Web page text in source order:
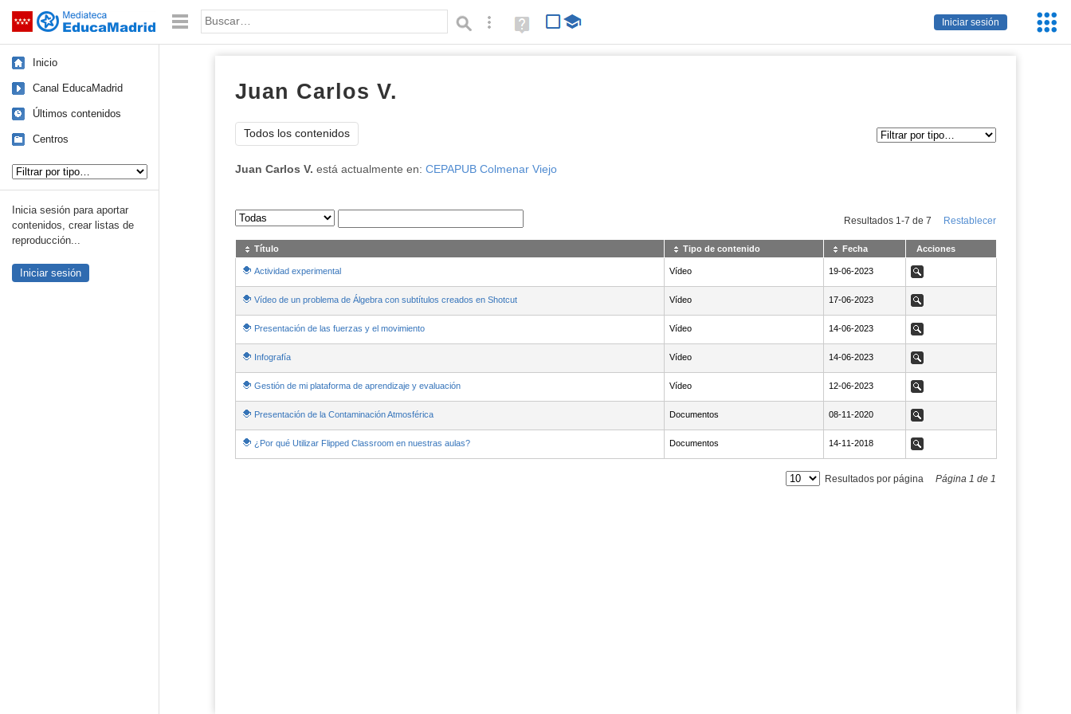
Saltar navegación
Iniciar sesión
Palabra o frase: Búsqueda avanzada
Ayuda
(en
Inicio
Canal EducaMadrid
Últimos contenidos
Centros
Inicia sesión para aportar
contenidos, crear listas de
reproducción...
Iniciar sesión
Juan Carlos V.
Todos los contenidos
Juan Carlos V. está actualmente en: CEPAPUB Colmenar Viejo
Sus archivos Resultados 1 -7 de 7 Restablecer
Título Tipo de contenido Fecha Acciones
Actividad experimental Vídeo NaN19-06-2023
19-06-2023 Ver
Vídeo de un problema de Álgebra con subtítulos creados en Shotcut Vídeo NaN17-06-2023
17-06-2023 Ver
Presentación de las fuerzas y el movimiento Vídeo NaN14-06-2023
14-06-2023 Ver
Infografía Vídeo NaN14-06-2023
14-06-2023 Ver
Gestión de mi plataforma de aprendizaje y evaluación Vídeo NaN12-06-2023
12-06-2023 Ver
Presentación de la Contaminación Atmosférica Documentos NaN08-11-2020
08-11-2020 Ver
¿Por qué Utilizar Flipped Classroom en nuestras aulas? Documentos NaN14-11-2018
14-11-2018 Ver
Resultados por página Página 1 de 1